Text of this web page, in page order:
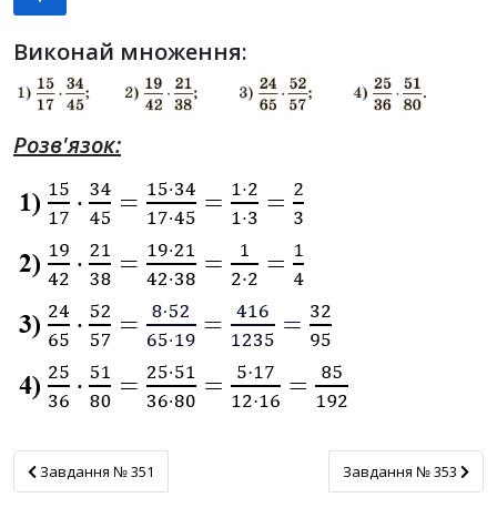
Виконай множення:
Розв'язок:
Завдання № 351
Завдання № 351 Завдання № 353
Завдання № 353